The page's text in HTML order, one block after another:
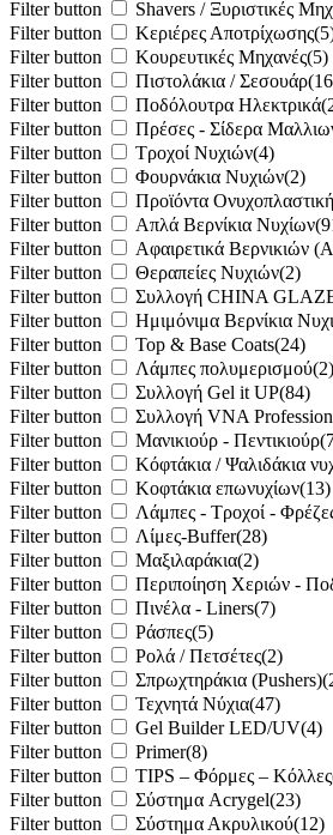
Filter button Shavers / Ξυριστικές
Filter button
Κεριέρες Αποτρίχωσης
Filter button
Κουρευτικές Μηχανές(5)
Filter button
Πιστολάκια / Σεσουάρ
Filter button
Ποδόλουτρα Ηλεκτρικά
Filter button
Πρέσες - Σίδερα
Filter button
Τροχοί Νυχιών(4)
Filter button
Φουρνάκια Νυχιών(2)
Filter button
Προϊόντα
Filter button
Απλά Βερνίκια Νυχίων
Filter button
Αφαιρετικά Βερνικιών
Filter button
Θεραπείες Νυχιών(2)
Filter button
Συλλογή CHINA
Filter button
Ημιμόνιμα Βερνίκια
Filter button
Top & Base Coats(24)
Filter button
Λάμπες πολυμερισμού(2)
Filter button
Συλλογή Gel it UP(84)
Filter button
Συλλογή VNA
Filter button
Μανικιούρ - Πεντικιούρ
Filter button
Κόφτάκια / Ψαλιδάκια
Filter button
Κοφτάκια επωνυχίων(13)
Filter button
Λάμπες - Τροχοί -
Filter button
Λίμες-Buffer(28)
Filter button
Μαξιλαράκια(2)
Filter button
Περιποίηση Χεριών -
Filter button
Πινέλα - Liners(7)
Filter button
Ράσπες(5)
Filter button
Ρολά / Πετσέτες(2)
Filter button
Σπρωχτηράκια (Pushers)
Filter button
Τεχνητά Νύχια(47)
Filter button
Gel Builder LED/UV(4)
Filter button
Primer(8)
Filter button
TIPS – Φόρμες – Κόλλες
Filter button
Σύστημα Acrygel(23)
Filter button
Σύστημα Ακρυλικού(12)